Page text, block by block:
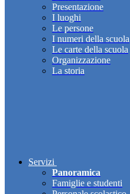
Presentazione
I luoghi
Le persone
I numeri della scuola
Le carte della scuola
Organizzazione
La storia
Servizi
Panoramica
Famiglie e studenti